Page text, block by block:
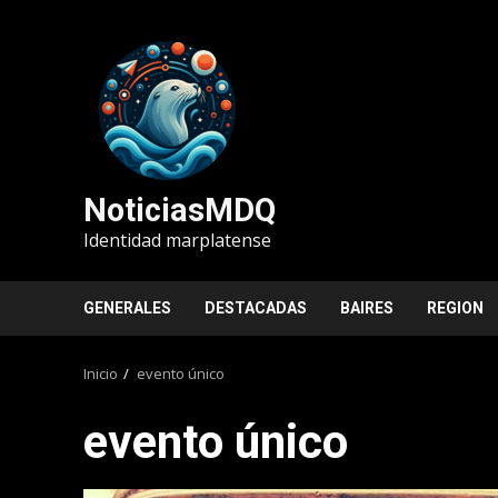
NoticiasMDQ
Identidad marplatense
GENERALES DESTACADAS BAIRES REGION
Inicio evento único
evento único